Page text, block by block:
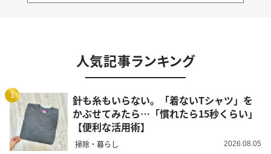
人気記事ランキング
1
針も糸もいらない。「着ないTシャツ」を
かぶせてみたら…「慣れたら15秒くらい」
【便利な活用術】
掃除・暮らし 2026.08.05